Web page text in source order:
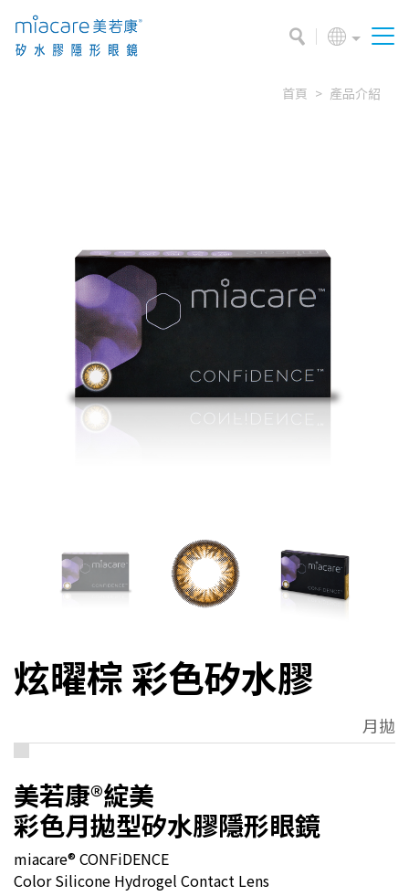
首頁 產品介紹
炫曜棕 彩色矽水膠
月拋
美若康®綻美
彩色月拋型矽水膠隱形眼鏡
miacare® CONFiDENCE
Color Silicone Hydrogel Contact Lens